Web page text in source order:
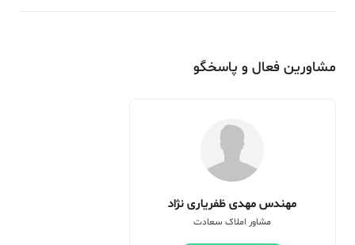
مشاورین فعال و پاسخگو
مهندس مهدی ظفریاری نژاد
مشاور املاک سعادت